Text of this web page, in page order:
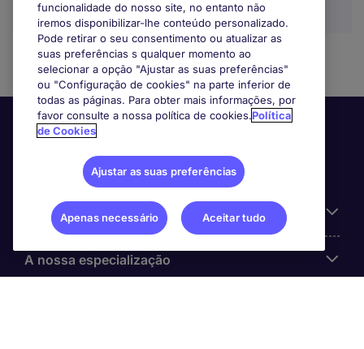
Informação Útil
A nossa especialização
funcionalidade do nosso site, no entanto não
iremos disponibilizar-lhe conteúdo personalizado.
Pode retirar o seu consentimento ou atualizar as
suas preferências s qualquer momento ao
selecionar a opção "Ajustar as suas preferências"
ou "Configuração de cookies" na parte inferior de
todas as páginas. Para obter mais informações, por
favor consulte a nossa política de cookies.Política
de Cookies
Ajustar as suas preferências
Apenas necessário Aceitar tudo